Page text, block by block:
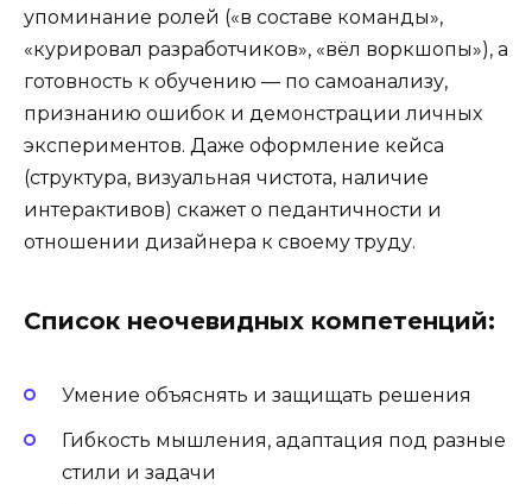
упоминание ролей («в составе команды»,
«курировал разработчиков», «вёл воркшопы»), а
готовность к обучению — по самоанализу,
признанию ошибок и демонстрации личных
экспериментов. Даже оформление кейса
(структура, визуальная чистота, наличие
интерактивов) скажет о педантичности и
отношении дизайнера к своему труду.
Список неочевидных компетенций:
Умение объяснять и защищать решения
Гибкость мышления, адаптация под разные
стили и задачи